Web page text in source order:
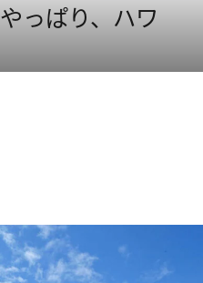
っぱり、ハワ